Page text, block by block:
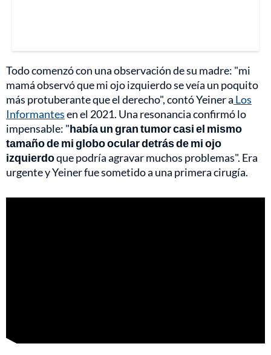
Todo comenzó con una observación de su madre: "mi
mamá observó que mi ojo izquierdo se veía un poquito
más protuberante que el derecho", contó Yeiner a Los
Informantesen el 2021. Una resonancia confirmó lo
impensable: "había un gran tumor casi el mismo
tamaño de mi globo ocular detrás de mi ojo
izquierdoque podría agravar muchos problemas". Era
urgente y Yeiner fue sometido a una primera cirugía.